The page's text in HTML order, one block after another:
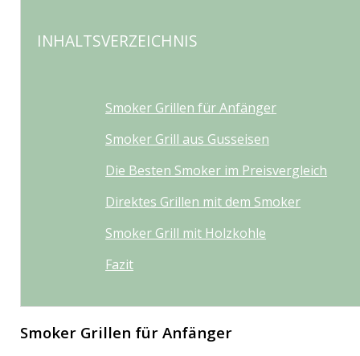
INHALTSVERZEICHNIS
Smoker Grillen für Anfänger
Smoker Grill aus Gusseisen
Die Besten Smoker im Preisvergleich
Direktes Grillen mit dem Smoker
Smoker Grill mit Holzkohle
Fazit
Smoker Grillen für Anfänger